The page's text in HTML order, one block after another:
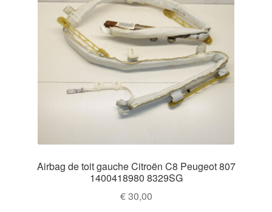
Airbag de toit gauche Citroën C8 Peugeot 807
1400418980 8329SG
€30,00